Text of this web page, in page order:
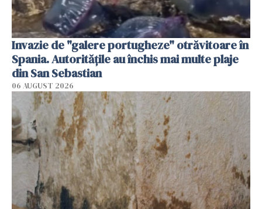
Invazie de "galere portugheze" otrăvitoare în
Spania. Autoritățile au închis mai multe plaje
din San Sebastian
06 AUGUST 2026